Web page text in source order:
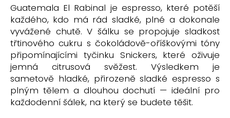
z
5
hvězdiček.
Guatemala El Rabinal je espresso, které potěší
každého, kdo má rád sladké, plné a dokonale
vyvážené chutě. V šálku se propojuje sladkost
třtinového cukru s čokoládově-oříškovými tóny
připomínajícími tyčinku Snickers, které oživuje
jemná citrusová svěžest. Výsledkem je
sametově hladké, přirozeně sladké espresso s
plným tělem a dlouhou dochutí — ideální pro
každodenní šálek, na který se budete těšit.
HLEDAT
D
o
p
o
r
u